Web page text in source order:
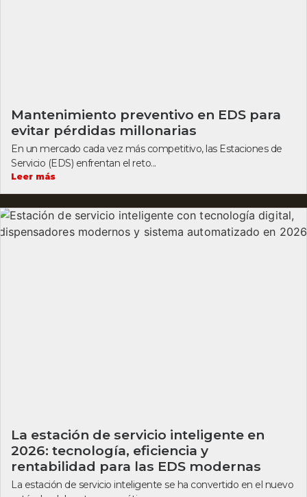
Mantenimiento preventivo en EDS para
evitar pérdidas millonarias
En un mercado cada vez más competitivo, las Estaciones de
Servicio (EDS) enfrentan el reto...
Leer más
La estación de servicio inteligente en
2026: tecnología, eficiencia y
rentabilidad para las EDS modernas
La estación de servicio inteligente se ha convertido en el nuevo